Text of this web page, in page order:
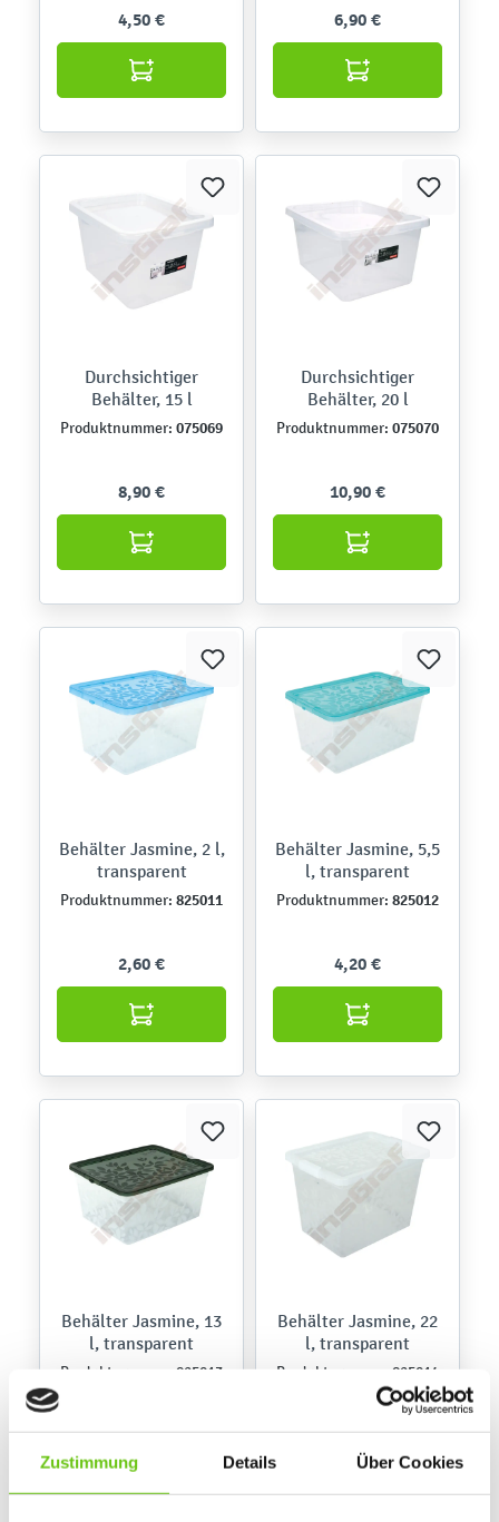
Zustimmung Details Über Cookies
4,50 € 6,90 €
Durchsichtiger
Behälter, 15 l
Produktnummer: 075069
8,90 €
Durchsichtiger
Behälter, 20 l
Produktnummer: 075070
10,90 €
Behälter Jasmine, 2 l,
transparent
Produktnummer: 825011
2,60 €
Behälter Jasmine, 5,5
l, transparent
Produktnummer: 825012
4,20 €
Behälter Jasmine, 13
l, transparent
Produktnummer: 825013
7,50 €
Behälter Jasmine, 22
l, transparent
Produktnummer: 825014
10,50 €